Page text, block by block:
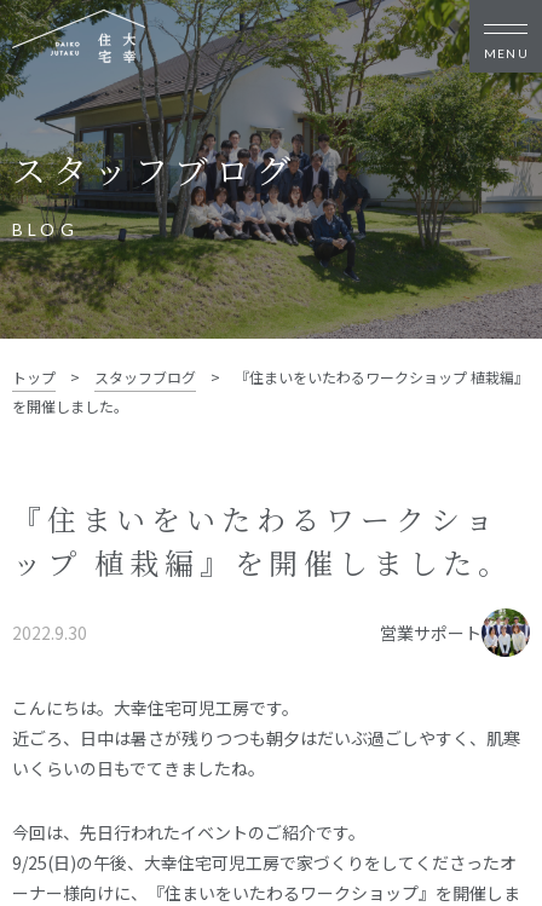
お電話でのご相談はお気軽に
受付時間：9:00～17:00
新築・リノベをお考えの方
家づくりの考え方
家づくりの流れ
施工事例
イベント
お客様の声
モデルハウス
リフォーム・リノベーション
土地をお探しの方
- 分譲地情報
スタッフブログ
お知らせ
会社概要
スタッフ紹介
オーナー様へ
資料請求・お問い合わせ
スタッフブログ
BLOG
トップ > スタッフブログ >
『住まいをいたわるワークショップ 植栽編』
を開催しました。
『住まいをいたわるワークショ
ップ 植栽編』を開催しました。
2022.9.30 営業サポート
こんにちは。大幸住宅可児工房です。
近ごろ、日中は暑さが残りつつも朝夕はだいぶ過ごしやすく、肌寒
いくらいの日もでてきましたね。
今回は、先日行われたイベントのご紹介です。
9/25(日)の午後、大幸住宅可児工房で家づくりをしてくださったオ
ーナー様向けに、『住まいをいたわるワークショップ』を開催しま